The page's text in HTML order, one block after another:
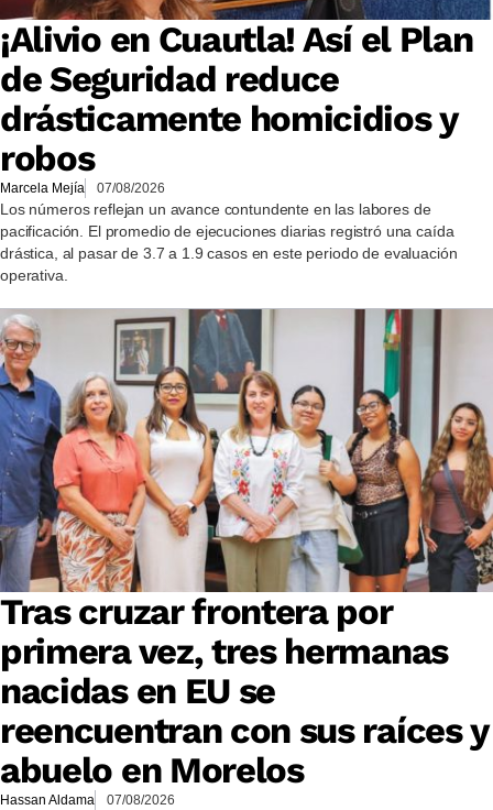
¡Alivio en Cuautla! Así el Plan
de Seguridad reduce
drásticamente homicidios y
robos
Marcela Mejía 07/08/2026
Los números reflejan un avance contundente en las labores de
pacificación. El promedio de ejecuciones diarias registró una caída
drástica, al pasar de 3.7 a 1.9 casos en este periodo de evaluación
operativa.
Tras cruzar frontera por
primera vez, tres hermanas
nacidas en EU se
reencuentran con sus raíces y
abuelo en Morelos
Hassan Aldama 07/08/2026